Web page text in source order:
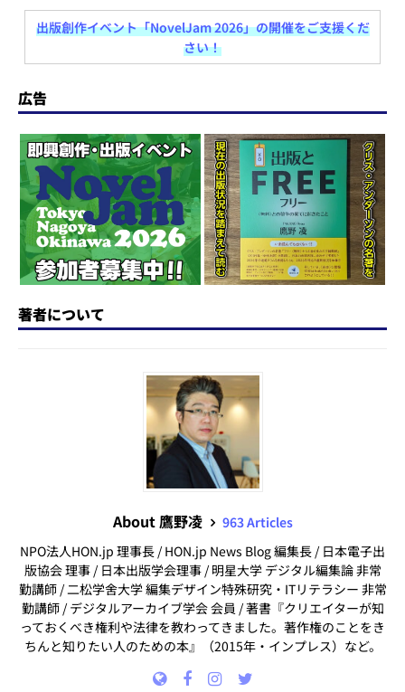
st
o
o
n
e
s
y
c
e
o
o
k
re
a
s
e e
n
出版創作イベント「NovelJam 2026」の開催をご支援くだ
さい！
広告
著者について
About 鷹野凌
963 Articles
NPO法人HON.jp 理事長 / HON.jp News Blog 編集長 / 日本電子出
版協会 理事 / 日本出版学会理事 / 明星大学 デジタル編集論 非常
勤講師 / 二松学舍大学 編集デザイン特殊研究・ITリテラシー 非常
勤講師 / デジタルアーカイブ学会 会員 / 著書『クリエイターが知
っておくべき権利や法律を教わってきました。著作権のことをき
ちんと知りたい人のための本』（2015年・インプレス）など。